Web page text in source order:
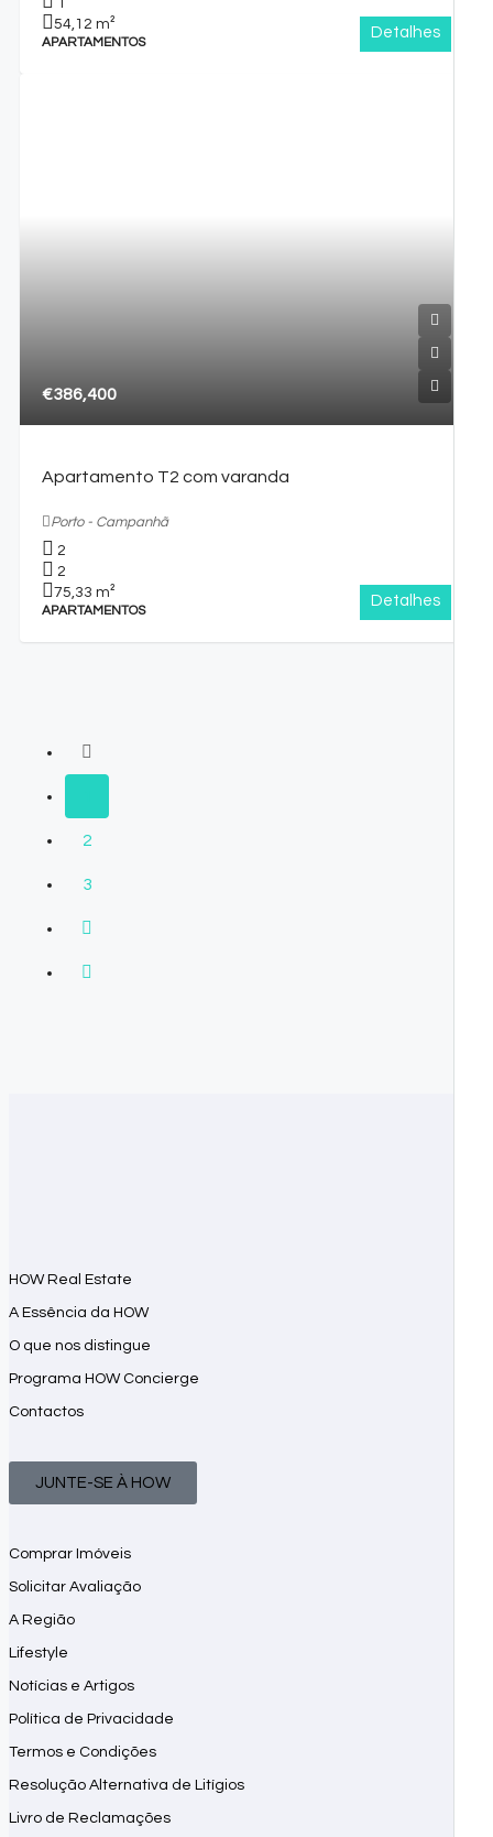
54,12 m²
APARTAMENTOS
Detalhes
€386,400
Apartamento T2 com varanda
Porto - Campanhã
2
2
75,33 m²
APARTAMENTOS
Detalhes
2
3
HOW Real Estate
A Essência da HOW
O que nos distingue
Programa HOW Concierge
Contactos
JUNTE-SE À HOW
Comprar Imóveis
Solicitar Avaliação
A Região
Lifestyle
Notícias e Artigos
Política de Privacidade
Termos e Condições
Resolução Alternativa de Litígios
Livro de Reclamações